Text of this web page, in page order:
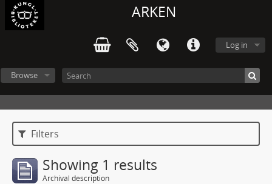
ARKEN
Log in
Browse
Filters
Showing 1 results
Archival description